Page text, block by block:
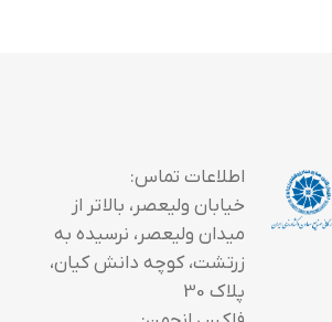
اطلاعات تماس:
خیابان ولیعصر، بالاتر از
میدان ولیعصر، نرسیده به
زرتشت، کوچه دانش کیان،
پلاک 30